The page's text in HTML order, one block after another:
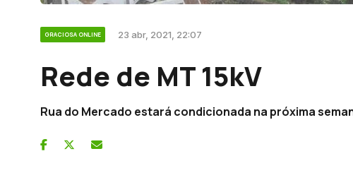
GRACIOSA ONLINE 23 abr, 2021, 22:07
Rede de MT 15kV
Rua do Mercado estará condicionada na próxima